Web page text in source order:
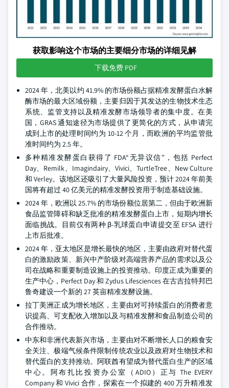
获取影响这个市场的主要细分市场的详细见解
下载免费 PDF
2024 年，北美以约 41.9% 的市场份额占据精准发酵蛋白水解
酶市场的最大区域份额，主要归因于其发达的生物技术生态
系统、监管支持以及精准发酵市场领导者的集中度。在美
国，GRAS 通知途径为市场提供了更简化的方式，从申请完
成到上市的处理时间约为 10-12 个月，而欧洲的平均监管批
准时间约为 2.5 年。
多种精准发酵蛋白获得了 FDA“无异议信”，包括 Perfect
Day、Remilk、Imagindairy、Vivici、TurtleTree、New Culture
和 Verley。该地区还吸引了大量风险投资，预计 2024 年前美
国将有超过 40 亿美元的精准发酵投资用于制造基础设施。
2024 年，欧洲以 25.7% 的市场份额位居第二，但由于欧洲新
食品监管障碍和缺乏批准的精准发酵蛋白上市，短期内增长
面临挑战。目前仅有两种 β-乳球蛋白申请提交至 EFSA 进行
上市后批准。
2024 年，亚太地区是增长最快的地区，主要由政府对替代蛋
白的激励政策、新兴中产阶级对高端营养产品的需求以及公
司在战略和重要制造设施上的投资推动。印度正成为重要的
生产中心，Perfect Day 和 Zydus Lifesciences 在古吉拉特邦巴
鲁奇建设一个新的 27 英亩精准发酵设施。
拉丁美洲正成为增长地区，主要由对可持续蛋白的消费者意
识提高、可支配收入增加以及与精准发酵和食品制造公司的
合作推动。
中东和非洲代表新兴市场，主要由对不断增长人口的粮食安
全关注、极端气候条件限制传统农业以及政府对生物技术和
替代蛋白的支持推动。阿联酋有望成为替代蛋白生产的区域
中心。阿布扎比投资办公室（ADIO）正与 The EVERY
Company 和 Vivici 合作，探索在一个拟建的 400 万升精准发